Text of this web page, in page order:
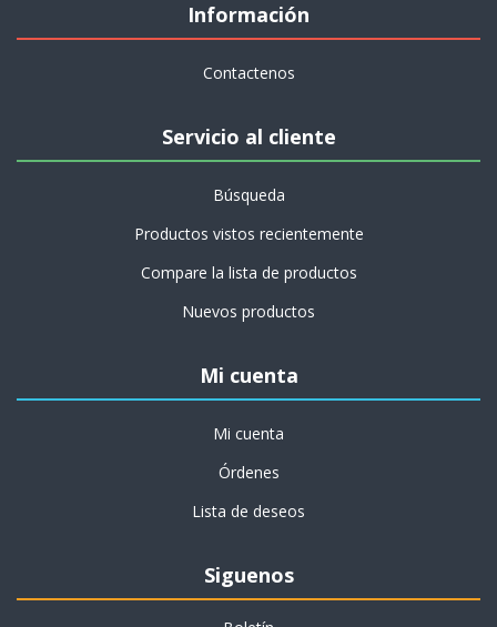
Información
Contactenos
Servicio al cliente
Búsqueda
Productos vistos recientemente
Compare la lista de productos
Nuevos productos
Mi cuenta
Mi cuenta
Órdenes
Lista de deseos
Siguenos